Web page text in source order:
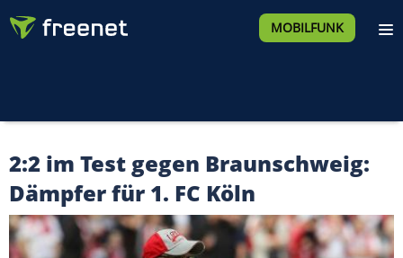
MOBILFUNK
2:2 im Test gegen Braunschweig:
Dämpfer für 1. FC Köln